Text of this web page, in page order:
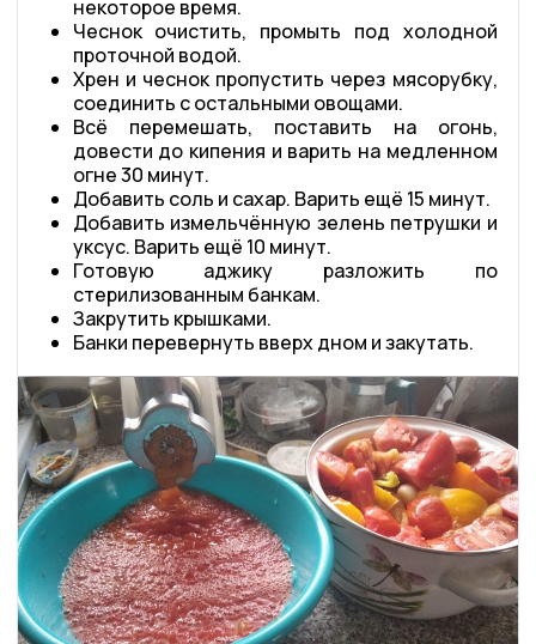
некоторое время.
Чеснок очистить, промыть под холодной
проточной водой.
Хрен и чеснок пропустить через мясорубку,
соединить с остальными овощами.
Всё перемешать, поставить на огонь,
довести до кипения и варить на медленном
огне 30 минут.
Добавить соль и сахар. Варить ещё 15 минут.
Добавить измельчённую зелень петрушки и
уксус. Варить ещё 10 минут.
Готовую аджику разложить по
стерилизованным банкам.
Закрутить крышками.
Банки перевернуть вверх дном и закутать.